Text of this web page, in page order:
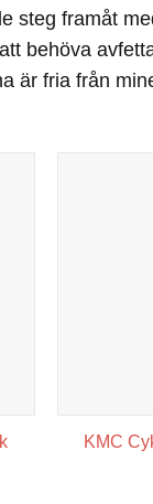
steg framåt
behöva
är fria från
KMC